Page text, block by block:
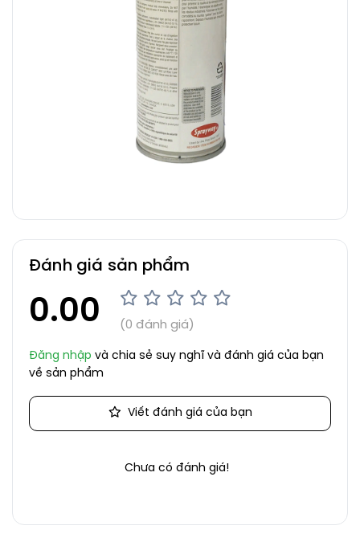
Đánh giá sản phẩm
0.00 (0 đánh giá)
Đăng nhập và chia sẻ suy nghĩ và đánh giá của bạn
về sản phẩm
Viết đánh giá của bạn
Chưa có đánh giá!